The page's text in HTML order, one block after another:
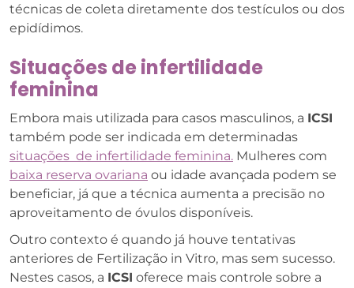
técnicas de coleta diretamente dos testículos ou dos
epidídimos.
Situações de infertilidade
feminina
Embora mais utilizada para casos masculinos, a ICSI
também pode ser indicada em determinadas
situações de infertilidade feminina. Mulheres com
baixa reserva ovariana ou idade avançada podem se
beneficiar, já que a técnica aumenta a precisão no
aproveitamento de óvulos disponíveis.
Outro contexto é quando já houve tentativas
anteriores de Fertilização in Vitro, mas sem sucesso.
Nestes casos, a ICSI oferece mais controle sobre a